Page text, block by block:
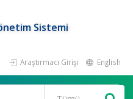
Sistemi
Araştırmacı Girişi English